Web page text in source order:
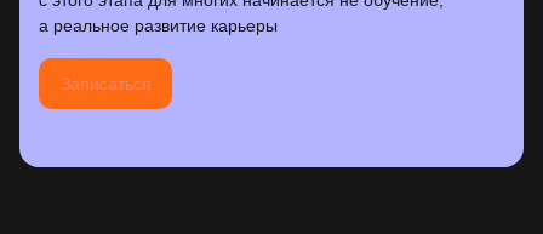
а реальное развитие карьеры
Записаться